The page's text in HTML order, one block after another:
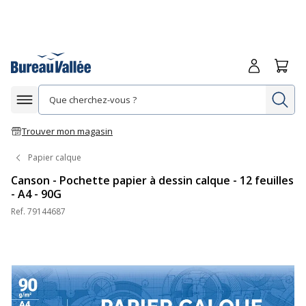
Afficher la navigation
Trouver mon magasin
Me
Papier calque
Canson - Pochette papier à dessin calque - 12 feuilles
- A4 - 90G
Ref. 79144687